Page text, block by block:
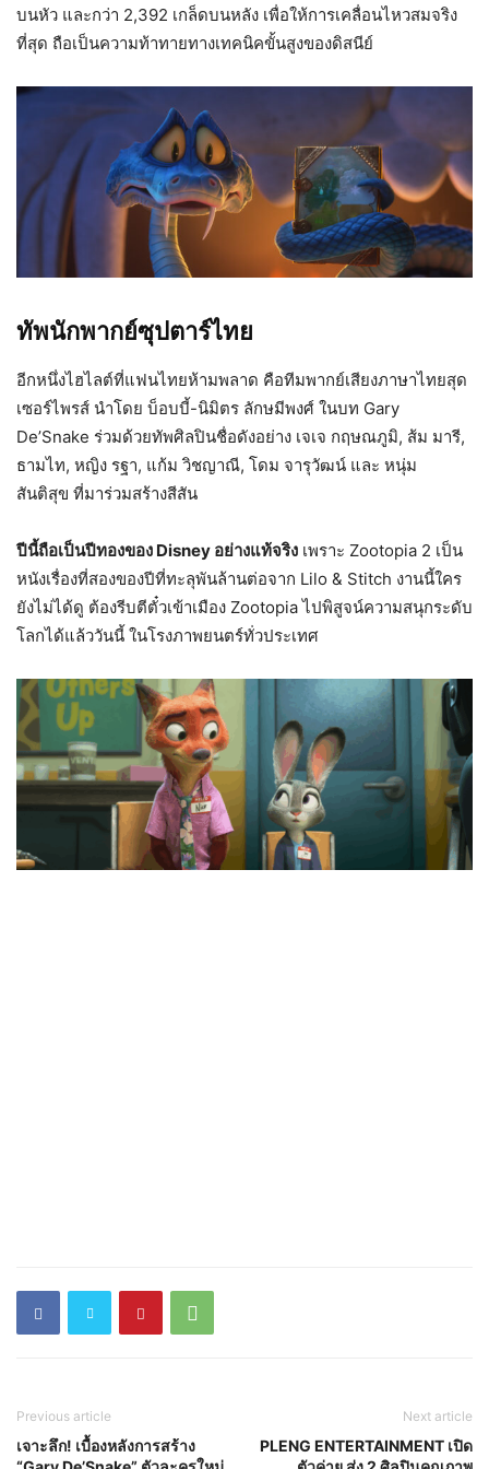
บนหัว และกว่า 2,392 เกล็ดบนหลัง เพื่อให้การเคลื่อนไหวสมจริง
ที่สุด ถือเป็นความท้าทายทางเทคนิคขั้นสูงของดิสนีย์
ทัพนักพากย์ซุปตาร์ไทย
อีกหนึ่งไฮไลต์ที่แฟนไทยห้ามพลาด คือทีมพากย์เสียงภาษาไทยสุด
เซอร์ไพรส์ นำโดย บ็อบบี้-นิมิตร ลักษมีพงศ์ ในบท Gary
De’Snake ร่วมด้วยทัพศิลปินชื่อดังอย่าง เจเจ กฤษณภูมิ, ส้ม มารี,
ธามไท, หญิง รฐา, แก้ม วิชญาณี, โดม จารุวัฒน์ และ หนุ่ม
สันติสุข ที่มาร่วมสร้างสีสัน
ปีนี้ถือเป็นปีทองของ Disney อย่างแท้จริง เพราะ Zootopia 2 เป็น
หนังเรื่องที่สองของปีที่ทะลุพันล้านต่อจาก Lilo & Stitch งานนี้ใคร
ยังไม่ได้ดู ต้องรีบตีตั๋วเข้าเมือง Zootopia ไปพิสูจน์ความสนุกระดับ
โลกได้แล้ววันนี้ ในโรงภาพยนตร์ทั่วประเทศ
Previous article
เจาะลึก! เบื้องหลังการสร้าง
Next article
PLENG ENTERTAINMENT เปิด